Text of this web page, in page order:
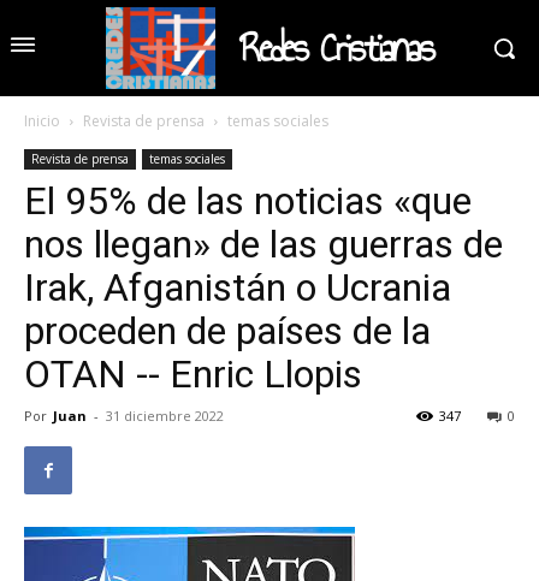
Redes Cristianas
Inicio Revista de prensa temas sociales
Revista de prensa temas sociales
El 95% de las noticias «que
nos llegan» de las guerras de
Irak, Afganistán o Ucrania
proceden de países de la
OTAN -- Enric Llopis
Por Juan - 31 diciembre 2022 0
347